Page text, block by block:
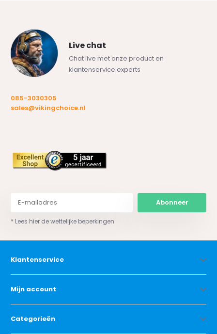
Live chat
Chat live met onze product en
klantenservice experts
085-3030305
sales@vikingchoice.nl
Abonneer
* Lees hier de wettelijke beperkingen
Klantenservice
Mijn account
Categorieën